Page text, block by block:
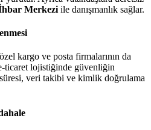
Merkezi ile danışmanlık sağlar.
kargo ve posta firmalarının da
ticaret lojistiğinde güvenliğin
süresi, veri takibi ve kimlik doğrulama